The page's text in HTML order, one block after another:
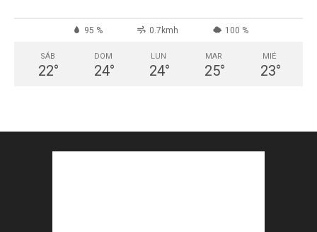
95 % 0.7kmh 100 %
SÁB
22°
DOM
24°
LUN
24°
MAR
25°
MIÉ
23°